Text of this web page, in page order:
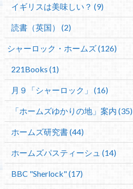
イギリスは美味しい？ (9)
読書（英国） (2)
シャーロック・ホームズ (126)
221Books (1)
月９「シャーロック」 (16)
「ホームズゆかりの地」案内 (35)
ホームズ研究書 (44)
ホームズパスティーシュ (14)
BBC "Sherlock" (17)